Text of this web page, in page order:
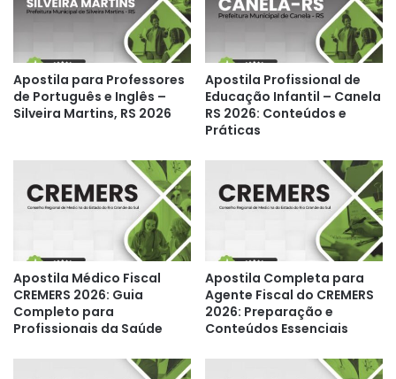
Apostila para Professores
de Português e Inglês –
Silveira Martins, RS 2026
Apostila Profissional de
Educação Infantil – Canela
RS 2026: Conteúdos e
Práticas
Apostila Médico Fiscal
CREMERS 2026: Guia
Completo para
Profissionais da Saúde
Apostila Completa para
Agente Fiscal do CREMERS
2026: Preparação e
Conteúdos Essenciais